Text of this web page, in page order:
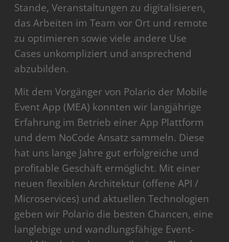
Stande, Veranstaltungen zu digitalisieren,
das Arbeiten im Team vor Ort und remote
zu optimieren sowie viele andere Use
Cases unkompliziert und ansprechend
abzubilden.
Mit dem Vorgänger von Polario der Mobile
Event App (MEA) konnten wir langjährige
Erfahrung im Betrieb einer App Plattform
und dem NoCode Ansatz sammeln. Diese
hat uns lange Jahre gut erfolgreiche und
profitable Geschäft ermöglicht. Mit einer
neuen flexiblen Architektur (offene API /
Microservices) und aktuellen Technologien
geben wir Polario die besten Chancen, eine
langlebige und wandlungsfähige Event-